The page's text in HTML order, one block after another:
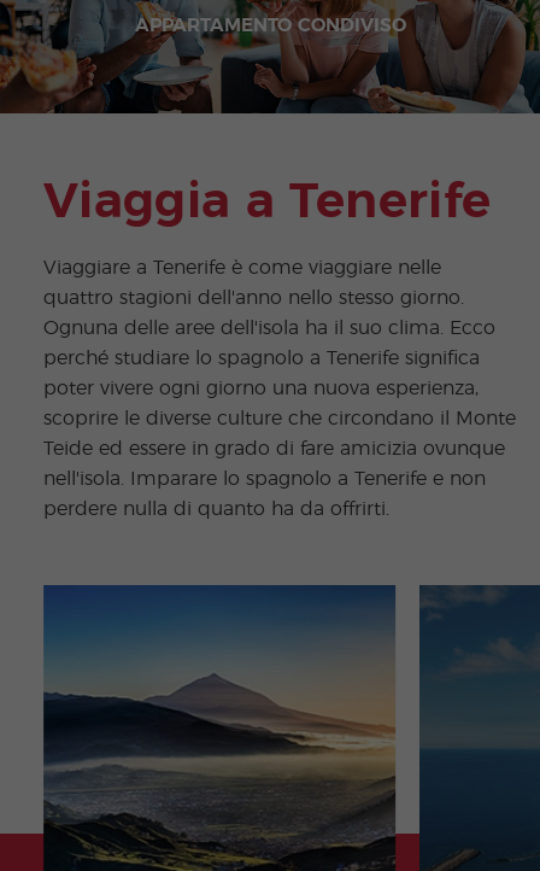
APPARTAMENTO CONDIVISO
Viaggia a Tenerife
Viaggiare a Tenerife è come viaggiare nelle
quattro stagioni dell'anno nello stesso giorno.
Ognuna delle aree dell'isola ha il suo clima. Ecco
perché studiare lo spagnolo a Tenerife significa
poter vivere ogni giorno una nuova esperienza,
scoprire le diverse culture che circondano il Monte
Teide ed essere in grado di fare amicizia ovunque
nell'isola. Imparare lo spagnolo a Tenerife e non
perdere nulla di quanto ha da offrirti.